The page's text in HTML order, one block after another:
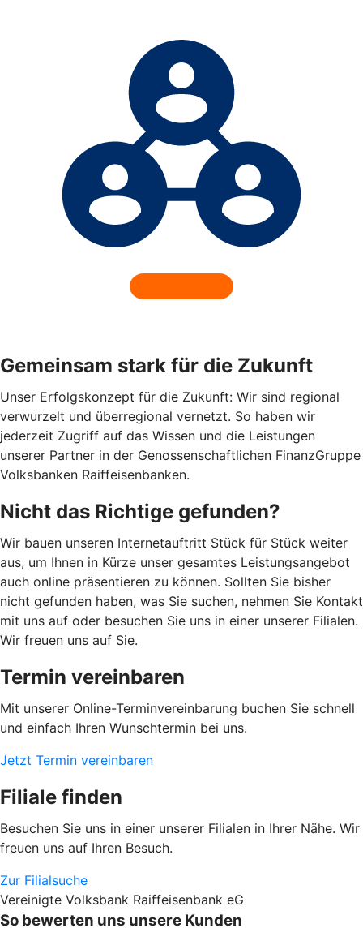
Gemeinsam stark für die Zukunft
Unser Erfolgskonzept für die Zukunft: Wir sind regional
verwurzelt und überregional vernetzt. So haben wir
jederzeit Zugriff auf das Wissen und die Leistungen
unserer Partner in der Genossenschaftlichen FinanzGruppe
Volksbanken Raiffeisenbanken.
Nicht das Richtige gefunden?
Wir bauen unseren Internetauftritt Stück für Stück weiter
aus, um Ihnen in Kürze unser gesamtes Leistungsangebot
auch online präsentieren zu können. Sollten Sie bisher
nicht gefunden haben, was Sie suchen, nehmen Sie Kontakt
mit uns auf oder besuchen Sie uns in einer unserer Filialen.
Wir freuen uns auf Sie.
Termin vereinbaren
Mit unserer Online-Terminvereinbarung buchen Sie schnell
und einfach Ihren Wunschtermin bei uns.
Jetzt Termin vereinbaren
Filiale finden
Besuchen Sie uns in einer unserer Filialen in Ihrer Nähe. Wir
freuen uns auf Ihren Besuch.
Zur Filialsuche
Vereinigte Volksbank Raiffeisenbank eG
So bewerten uns unsere Kunden